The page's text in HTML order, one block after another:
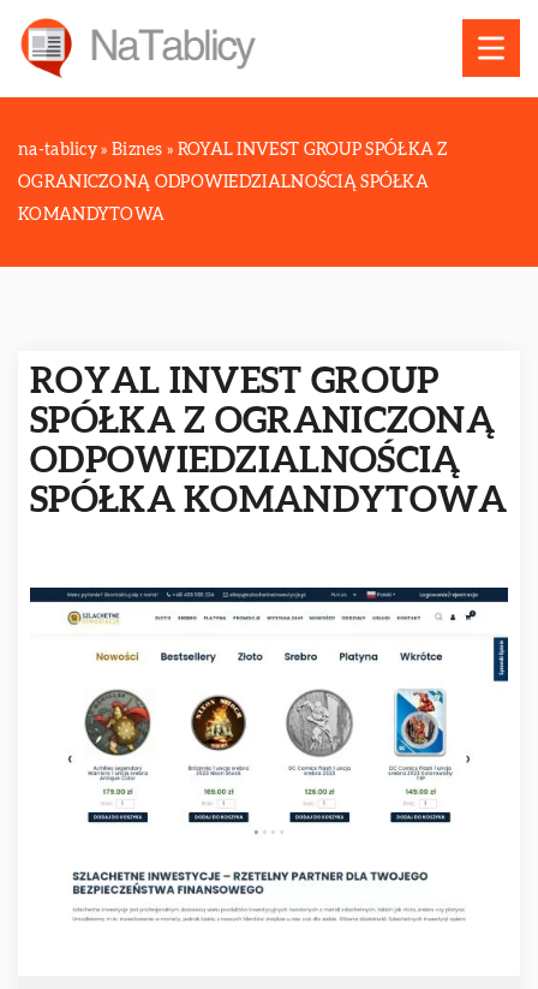
na-tablicy » Biznes » ROYAL INVEST GROUP SPÓŁKA Z
OGRANICZONĄ ODPOWIEDZIALNOŚCIĄ SPÓŁKA
KOMANDYTOWA
ROYAL INVEST GROUP
SPÓŁKA Z OGRANICZONĄ
ODPOWIEDZIALNOŚCIĄ
SPÓŁKA KOMANDYTOWA